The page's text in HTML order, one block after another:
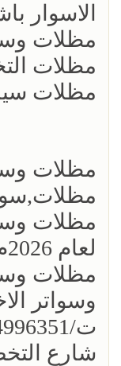
الاسوار
مظلات
مظلات
مظلات
مظلات
مظلات
مظلات
وسواتر
شارع